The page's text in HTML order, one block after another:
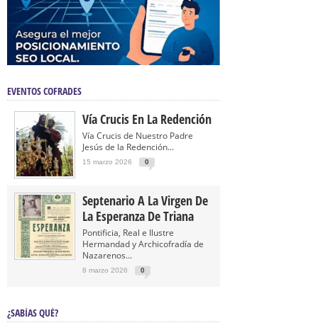
EVENTOS COFRADES
Vía Crucis En La Redención
Vía Crucis de Nuestro Padre
Jesús de la Redención...
15 marzo 2026 0
Septenario A La Virgen De
La Esperanza De Triana
Pontificia, Real e Ilustre
Hermandad y Archicofradía de
Nazarenos...
8 marzo 2026 0
¿SABÍAS QUÉ?